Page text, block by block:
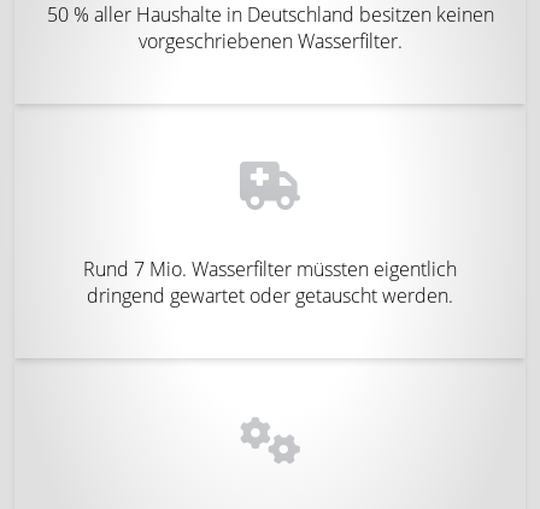
50 % aller Haushalte in Deutschland besitzen keinen
vorgeschriebenen Wasserfilter.
Rund 7 Mio. Wasserfilter müssten eigentlich
dringend gewartet oder getauscht werden.